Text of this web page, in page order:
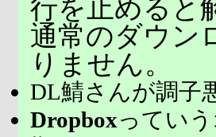
行を止めると
通常のダウン
りません。
DL鯖さんが調子
Dropboxってい